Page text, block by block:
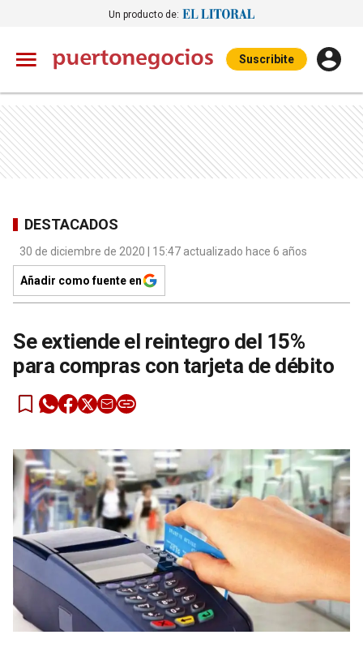
Un producto de:
Suscribite
DESTACADOS
30 de diciembre de 2020 | 15:47 actualizado hace 6 años
Añadir como fuente en
Se extiende el reintegro del 15%
para compras con tarjeta de débito